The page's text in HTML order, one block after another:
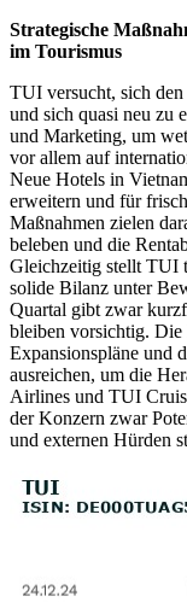
Strategische
im Tourismus
TUI versucht, sich den
und sich quasi neu zu
und Marketing, um
vor allem auf
Neue Hotels in
erweitern und für
Maßnahmen zielen
beleben und die
Gleichzeitig stellt TUI
solide Bilanz unter
Quartal gibt zwar
bleiben vorsichtig. Die
Expansionspläne und
ausreichen, um die
Airlines und TUI
der Konzern zwar
und externen Hürden